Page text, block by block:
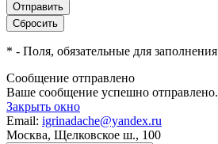
* - Поля, обязательные для заполнения
Сообщение отправлено
Ваше сообщение успешно
Закрыть окно
Email: igrinadache@yandex.ru
Москва, Щелковское ш., 100